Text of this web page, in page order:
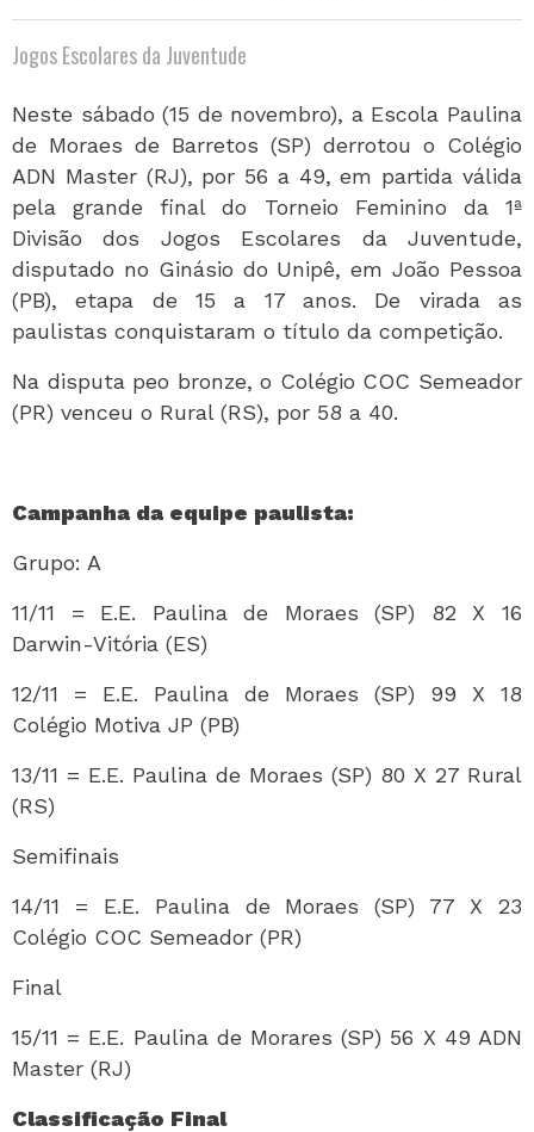
Jogos Escolares da Juventude
Neste sábado (15 de novembro), a Escola Paulina
de Moraes de Barretos (SP) derrotou o Colégio
ADN Master (RJ), por 56 a 49, em partida válida
pela grande final do Torneio Feminino da 1ª
Divisão dos Jogos Escolares da Juventude,
disputado no Ginásio do Unipê, em João Pessoa
(PB), etapa de 15 a 17 anos. De virada as
paulistas conquistaram o título da competição.
Na disputa peo bronze, o Colégio COC Semeador
(PR) venceu o Rural (RS), por 58 a 40.
Campanha da equipe paulista:
Grupo: A
11/11 = E.E. Paulina de Moraes (SP) 82 X 16
Darwin-Vitória (ES)
12/11 = E.E. Paulina de Moraes (SP) 99 X 18
Colégio Motiva JP (PB)
13/11 = E.E. Paulina de Moraes (SP) 80 X 27 Rural
(RS)
Semifinais
14/11 = E.E. Paulina de Moraes (SP) 77 X 23
Colégio COC Semeador (PR)
Final
15/11 = E.E. Paulina de Morares (SP) 56 X 49 ADN
Master (RJ)
Classificação Final